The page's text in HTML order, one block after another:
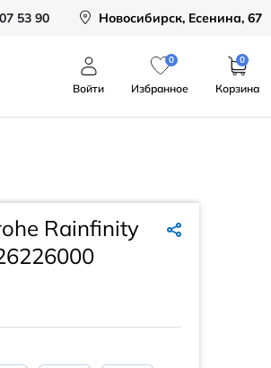
53 90 Новосибирск, Есенина, 67
Войти
0
Избранное
0
Корзина
Rainfinity